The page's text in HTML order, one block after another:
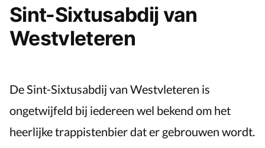
Sint-Sixtusabdij van
Westvleteren
De Sint-Sixtusabdij van Westvleteren is
ongetwijfeld bij iedereen wel bekend om het
heerlijke trappistenbier dat er gebrouwen wordt.